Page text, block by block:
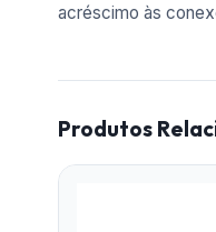
acréscimo às
Produtos